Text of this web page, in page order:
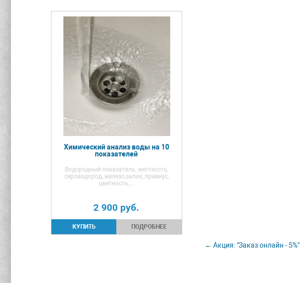
Химический анализ воды на 10
показателей
Водородный показатель, жесткость,
сероводород, железо,запах, привкус,
цветность,...
2 900 руб.
ПОДРОБНЕЕ
← Акция: "Заказ онлайн - 5%"